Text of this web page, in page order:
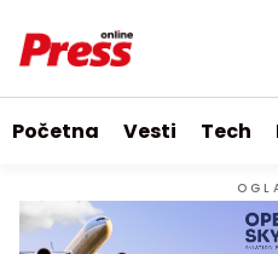
Početna Vesti Tech